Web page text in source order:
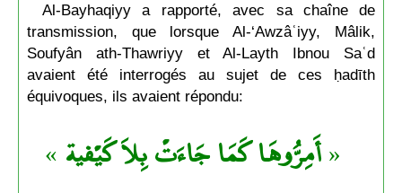
Al-Bayhaqiyy a rapporté, avec sa chaîne de
transmission, que lorsque Al-‘Awzâʿiyy, Mâlik,
Soufyân ath-Thawriyy et Al-Layth Ibnou Saʿd
avaient été interrogés au sujet de ces ḥadīth
équivoques, ils avaient répondu:
«أَمِرُّوهَا كَمَا جَاءَتْ بِلاَ كَيْفية»